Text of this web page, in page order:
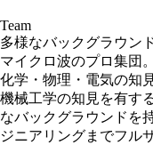
Team
多様なバックグラウン
マイクロ波のプロ集団。
化学・物理・電気の知
機械工学の知見を有す
なバックグラウンドを
ジニアリングまでフル